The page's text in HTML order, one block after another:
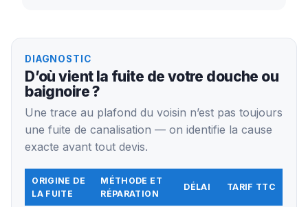
DIAGNOSTIC
D’où vient la fuite de votre douche ou
baignoire ?
Une trace au plafond du voisin n’est pas toujours
une fuite de canalisation — on identifie la cause
exacte avant tout devis.
ORIGINE DE
LA FUITE
MÉTHODE ET
RÉPARATION
DÉLAI TARIF TTC